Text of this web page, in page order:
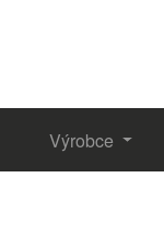
Výrobce